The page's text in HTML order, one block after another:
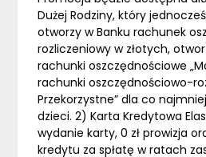
Dużej Rodziny, który
otworzy w Banku rachunek
rozliczeniowy w złotych,
rachunki oszczędnościowe
rachunki oszczędnościowo-
Przekorzystne” dla co
dzieci. 2) Karta Kredytowa
wydanie karty, 0 zł prowizja
kredytu za spłatę w ratach